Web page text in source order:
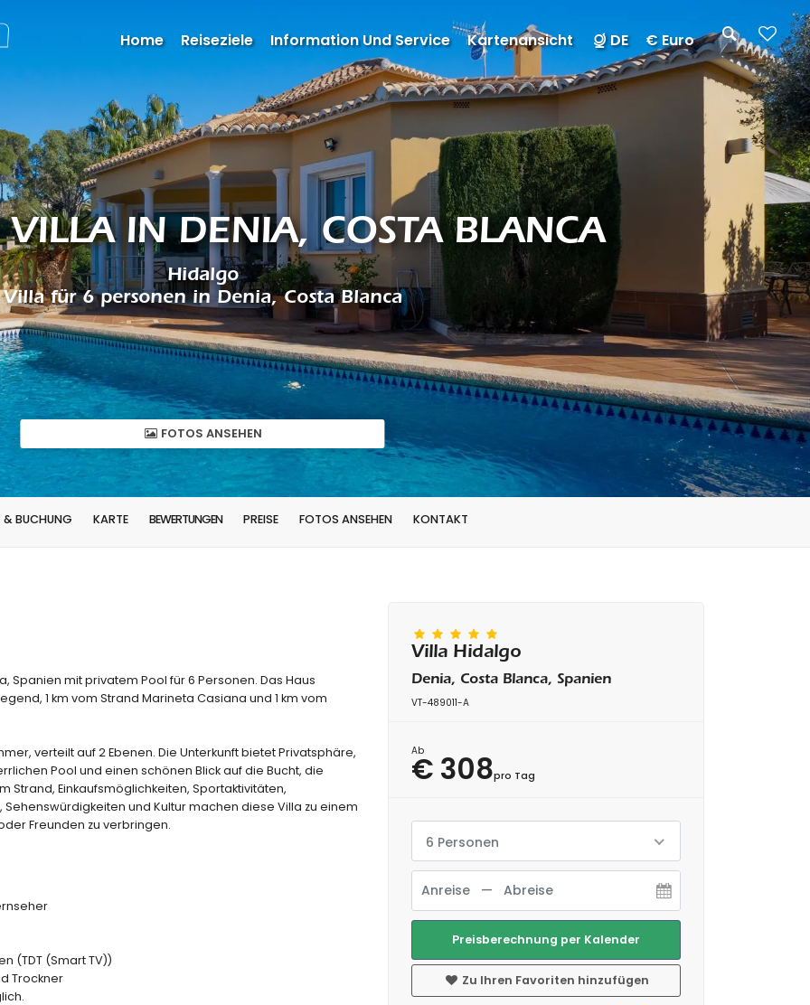
IN DENIA, COSTA BLANCA
Hidalgo
Villa für 6 personen in Denia, Costa Blanca
FOTOS ANSEHEN
& BUCHUNG KARTE BEWERTUNGEN PREISE FOTOS ANSEHEN KONTAKT
Spanien mit privatem Pool für 6 Personen. Das Haus
1 km vom Strand Marineta Casiana und 1 km vom
verteilt auf 2 Ebenen. Die Unterkunft bietet Privatsphäre,
Pool und einen schönen Blick auf die Bucht, die
Strand, Einkaufsmöglichkeiten, Sportaktivitäten,
und Kultur machen diese Villa zu einem
Freunden zu verbringen.
(TDT (Smart TV))
Trockner
Villa Hidalgo
Denia, Costa Blanca, Spanien
VT-489011-A
Ab
€ 308pro Tag
6 Personen
Preisberechnung per Kalender
Zu Ihren Favoriten hinzufügen
Home Reiseziele Information Und Service Kartenansicht DE € Euro